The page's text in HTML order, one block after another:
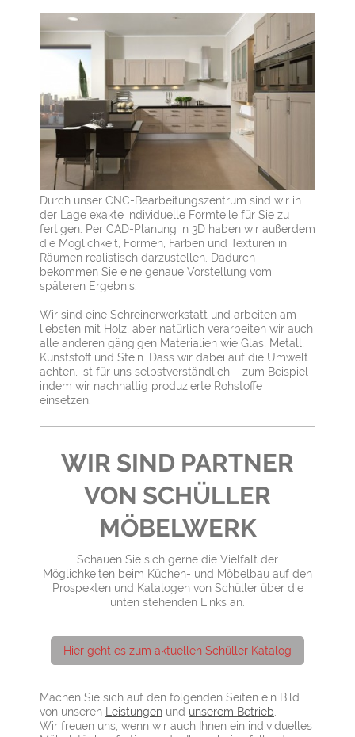
Durch unser CNC-Bearbeitungszentrum sind wir in
der Lage exakte individuelle Formteile für Sie zu
fertigen. Per CAD-Planung in 3D haben wir außerdem
die Möglichkeit, Formen, Farben und Texturen in
Räumen realistisch darzustellen. Dadurch
bekommen Sie eine genaue Vorstellung vom
späteren Ergebnis.
Wir sind eine Schreinerwerkstatt und arbeiten am
liebsten mit Holz, aber natürlich verarbeiten wir auch
alle anderen gängigen Materialien wie Glas, Metall,
Kunststoff und Stein. Dass wir dabei auf die Umwelt
achten, ist für uns selbstverständlich – zum Beispiel
indem wir nachhaltig produzierte Rohstoffe
einsetzen.
WIR SIND PARTNER
VON SCHÜLLER
MÖBELWERK
Schauen Sie sich gerne die Vielfalt der
Möglichkeiten beim Küchen- und Möbelbau auf den
Prospekten und Katalogen von Schüller über die
unten stehenden Links an.
Hier geht es zum aktuellen Schüller Katalog
Machen Sie sich auf den folgenden Seiten ein Bild
von unseren Leistungen und unserem Betrieb.
Wir freuen uns, wenn wir auch Ihnen ein individuelles